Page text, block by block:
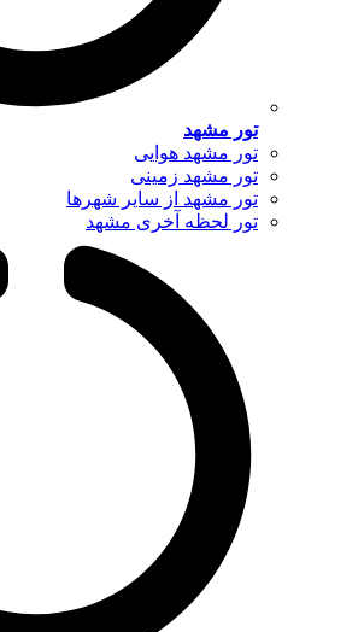
تور مشهد
تور مشهد هوایی
تور مشهد زمینی
تور مشهد از سایر شهرها
تور لحظه آخری مشهد